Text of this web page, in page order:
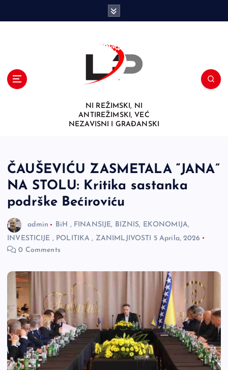
NI REŽIMSKI, NI
ANTIREŽIMSKI, VEĆ
NEZAVISNI I GRAĐANSKI
ČAUŠEVIĆU ZASMETALA “JANA”
NA STOLU: Kritika sastanka
podrške Bećiroviću
admin BiH , FINANSIJE, BIZNIS, EKONOMIJA,
INVESTICIJE , POLITIKA , ZANIMLJIVOSTI
5 Aprila, 2026
0 Comments